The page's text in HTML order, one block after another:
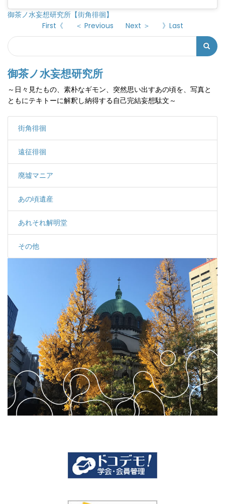
御茶ノ水妄想研究所【街角徘徊】
First《
＜ Previous Next ＞ 》Last
検
索
フ
ォ
ー
ム
Search
御茶ノ水妄想研究所
～日々見たもの、素朴なギモン、突然思い出すあの頃を、写真と
ともにテキトーに解釈し納得する自己完結妄想駄文～
街角徘徊
遠征徘徊
廃墟マニア
あの頃遺産
あれそれ解明堂
その他